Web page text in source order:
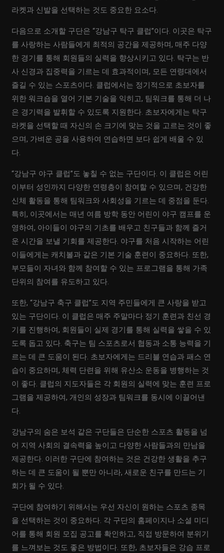
라켓과 신발을 선택하는 것도 중요한 요소다.
다음으로 소개할 구단은 “강남구 탁구 클럽”이다. 이곳은 탁구
를 사랑하는 사람들에게 최적의 공간을 제공하며, 매주 다양
한 경기를 통해 회원들의 실력을 향상시키고 있다. 탁구는 반
사 신경과 집중력을 기르는 데 효과적이며, 모든 연령대에서
즐길 수 있는 스포츠이다. 클럽에서는 정기적으로 초보자를
위한 워크숍을 열어 기본 기술을 익히고, 팀워크를 통해 더 나
은 경기력을 발휘할 수 있도록 지원한다. 초보자에게는 탁구
라켓을 선택할 때 자신의 손 크기에 맞는 것을 고르는 것이 좋
으며, 가벼운 공을 사용하여 연습하면 보다 쉽게 배울 수 있
다.
“강남구 야구 클럽”도 놓칠 수 없는 구단이다. 이 클럽은 어린
이부터 성인까지 다양한 연령층이 참여할 수 있으며, 건강한
신체 활동을 통해 팀워크와 사회성을 기르는 데 중점을 둔다.
특히, 이곳에서는 매년 여름 방학 동안 어린이 야구 캠프를 운
영하여, 아이들이 야구의 기초를 배우고 친구들과 함께 즐거
운 시간을 보낼 기회를 제공한다. 야구를 처음 시작하는 어린
이들에게는 캐치볼과 같은 기본 기술 훈련이 중요하다. 또한,
부모들이 자녀와 함께 참여할 수 있는 프로그램을 통해 가족
단위의 참여를 유도하고 있다.
또한, “강남구 축구 클럽”도 지역 주민들에게 큰 사랑을 받고
있는 구단이다. 이 클럽은 매주 주말마다 정기 훈련과 친선 경
기를 진행하여, 회원들이 실제 경기를 통해 실력을 쌓을 수 있
도록 돕고 있다. 축구는 팀 스포츠로서 협동과 소통 능력을 기
르는 데 큰 도움이 된다. 초보자에게는 드리블 연습과 패스 연
습이 중요하며, 체력 단련을 위해 유산소 운동을 병행하는 것
이 좋다. 클럽의 지도자들은 각 회원의 실력에 맞는 훈련 프로
그램을 제공하여, 개인의 성장과 팀워크를 동시에 이끌어낸
다.
강남구의 숨은 보석 같은 구단들은 단순한 스포츠 활동을 넘
어 지역 사회의 결속력을 높이고 다양한 사람들과의 만남을
제공한다. 이러한 구단에 참여하는 것은 건강한 생활을 추구
하는 데 큰 도움이 될 뿐만 아니라, 새로운 친구를 만드는 기
회가 될 수 있다.
구단에 참여하기 위해서는 우선 자신이 원하는 스포츠 종목
을 선택하는 것이 중요하다. 각 구단의 홈페이지나 소셜 미디
어를 통해 회원 모집 공고를 확인하고, 직접 방문하여 분위기
를 느껴보는 것도 좋은 방법이다. 또한, 초보자들은 강습 프로